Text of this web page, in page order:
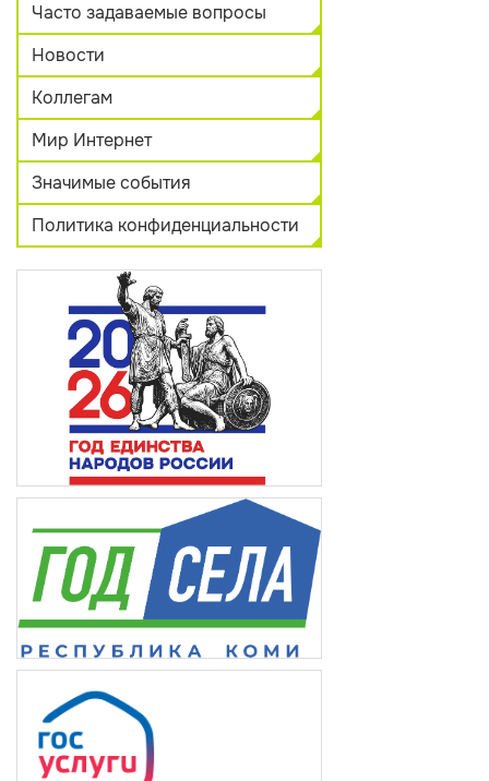
Часто задаваемые вопросы
Новости
Коллегам
Мир Интернет
Значимые события
Политика конфиденциальности